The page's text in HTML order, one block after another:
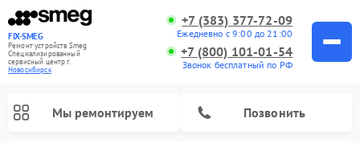
FIX-SMEG
Ремонт устройств Smeg
Специализированный
cервисный центр г.
Новосибирск
+7 (383) 377-72-09
Ежедневно с 9:00 до 21:00
+7 (800) 101-01-54
Звонок бесплатный по РФ
Мы ремонтируем Позвонить